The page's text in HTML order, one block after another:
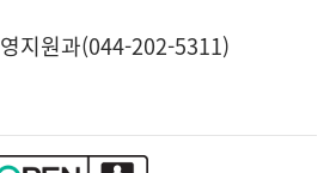
지원과(044-202-5311)